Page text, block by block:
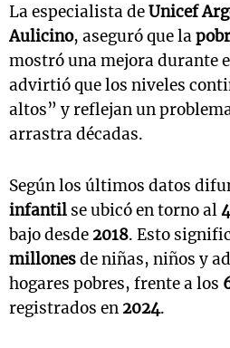
La especialista deUnicef
Aulicino, aseguró que la
mostró una mejora durante
advirtió que los niveles
altos” y reflejan un
arrastra décadas.
Según los últimos datos
infantil se ubicó en torno al
bajo desde 2018. Esto
millonesde niñas, niños y
hogares pobres, frente a los
registrados en 2024.